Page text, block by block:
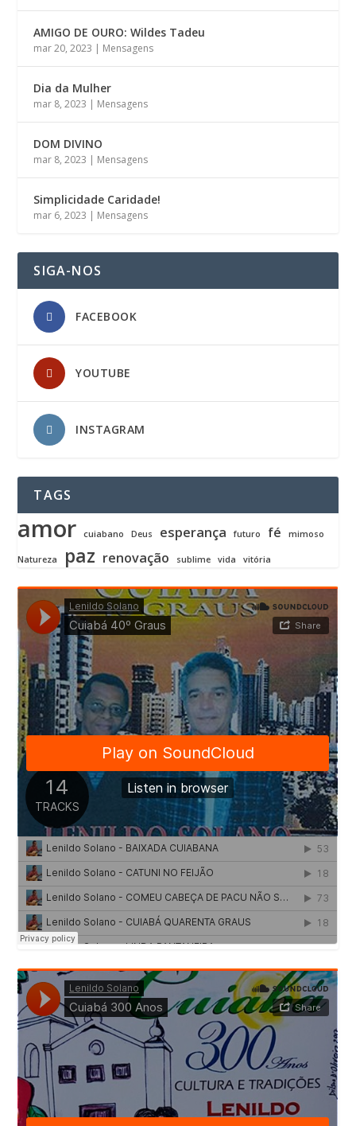
AMIGO DE OURO: Wildes Tadeu
mar 20, 2023 | Mensagens
Dia da Mulher
mar 8, 2023 | Mensagens
DOM DIVINO
mar 8, 2023 | Mensagens
Simplicidade Caridade!
mar 6, 2023 | Mensagens
SIGA-NOS
FACEBOOK
YOUTUBE
INSTAGRAM
TAGS
amor cuiabano Deus esperança futuro fé mimoso
Natureza paz renovação sublime vida vitória